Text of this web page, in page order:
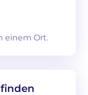
einem Ort.